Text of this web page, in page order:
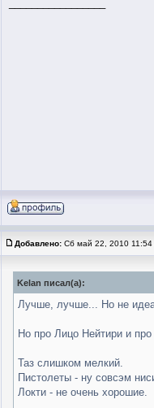
Добавлено: Сб май 22, 2010 11:54
Kelan писал(а):
Лучше, лучше... Но не
Но про Лицо Нейтири и
Таз слишком мелкий.
Пистолеты - ну совсэм
Локти - не очень хорошие.